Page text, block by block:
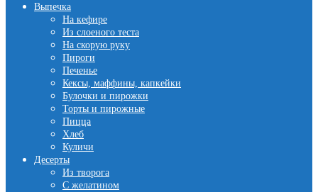
Выпечка
На кефире
Из слоеного теста
На скорую руку
Пироги
Печенье
Кексы, маффины, капкейки
Булочки и пирожки
Торты и пирожные
Пицца
Хлеб
Куличи
Десерты
Из творога
С желатином